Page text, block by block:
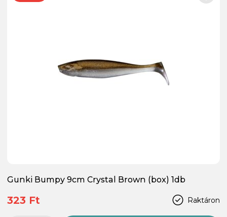
Gunki Bumpy 9cm Crystal Brown (box) 1db
Raktáron
323 Ft